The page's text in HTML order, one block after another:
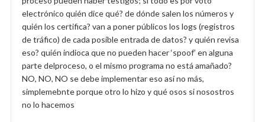
electrónico quién dice qué? de dónde salen los números y
quién los certifica? van a poner públicos los logs (registros
de tráfico) de cada posible entrada de datos? y quién revisa
eso? quién indioca que no pueden hacer ‘spoof’ en alguna
parte delproceso, o el mismo programa no está amañado?
NO, NO, NO se debe implementar eso así no más,
simplemebnte porque otro lo hizo y qué osos si nosostros
no lo hacemos